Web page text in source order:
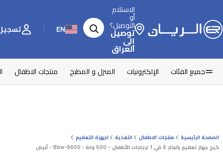
الاستلام
أو
التوصيل؟
توصيل
إلى
العراق
EN تسجيل
جميع الفئات الإلكترونيات المنزل و المطبخ منتجات الاطفال
الصفحة الرئيسية منتجات الاطفال التغذية
اجهزة التعقيم
كيج جهاز تعقيم بالبخار 6 في 1 لزجاجات الأطفال - 500 واط - Bbw-9600 - أبيض